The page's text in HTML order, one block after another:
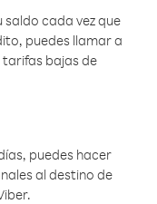
saldo cada vez que
puedes llamar a
tarifas bajas de
puedes hacer
al destino de